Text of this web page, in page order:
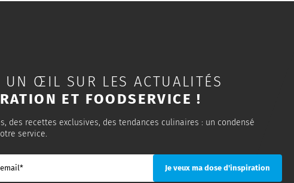
UN ŒIL SUR LES ACTUALITÉS
ET FOODSERVICE !
des recettes exclusives, des tendances culinaires : un condensé
service.